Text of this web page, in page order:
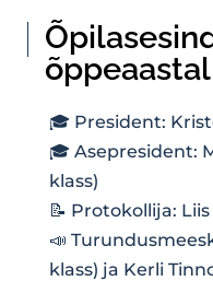
õppeaastal
🎓 President:
🎓 Asepresident:
klass)
📝 Protokollija:
📣
klass) ja Kerli